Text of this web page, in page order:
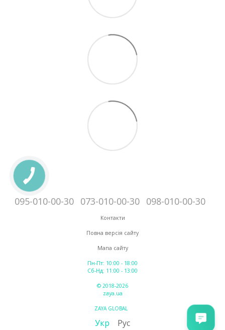
095-010-00-30 073-010-00-30 098-010-00-30
Контакти
Повна версія сайту
Мапа сайту
Пн-Пт: 10:00 - 18:00
Сб-Нд: 11:00 - 13:00
© 2018-2026
zaya.ua
ZAYA GLOBAL
Укр Рус